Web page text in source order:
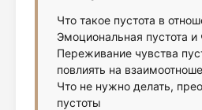
Что такое пустота в
Эмоциональная пустота
Переживание чувства
повлиять на
Что не нужно делать,
пустоты